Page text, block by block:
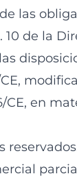
las
de la
CE, en